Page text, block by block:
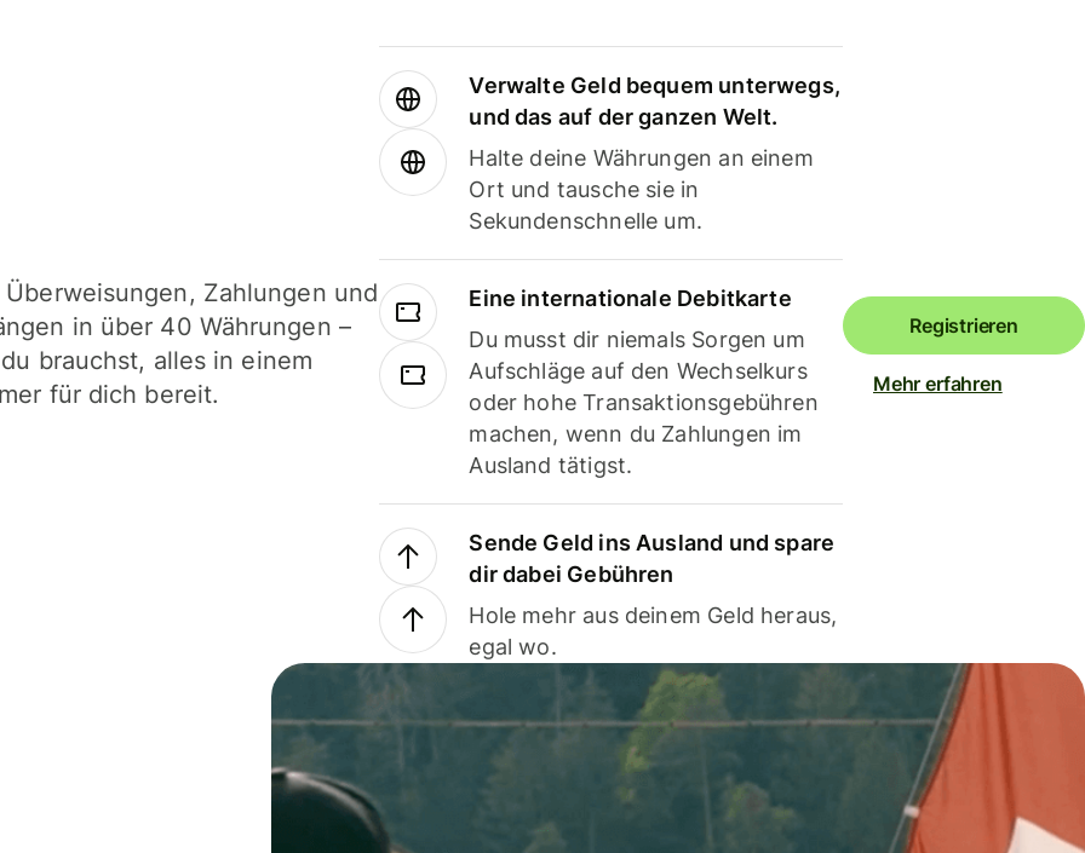
Zahlungen und
in über 40 Währungen –
brauchst, alles in einem
für dich bereit.
Verwalte Geld bequem unterwegs,
und das auf der ganzen Welt.
Halte deine Währungen an einem
Ort und tausche sie in
Sekundenschnelle um.
Eine internationale Debitkarte
Du musst dir niemals Sorgen um
Aufschläge auf den Wechselkurs
oder hohe Transaktionsgebühren
machen, wenn du Zahlungen im
Ausland tätigst.
Sende Geld ins Ausland und spare
dir dabei Gebühren
Hole mehr aus deinem Geld heraus,
egal wo.
Registrieren
Mehr erfahren